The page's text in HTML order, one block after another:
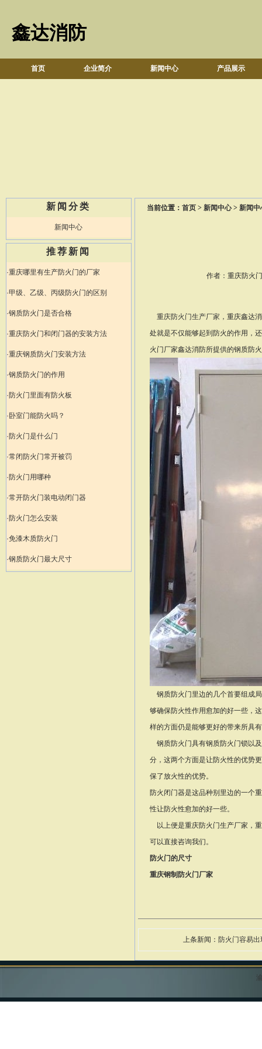
鑫达消防
首页 企业简介 新闻中心 产品展示
新闻分类
新闻中心
推荐新闻
·重庆哪里有生产防火门的厂家
·甲级、乙级、丙级防火门的区别
·钢质防火门是否合格
·重庆防火门和闭门器的安装方法
·重庆钢质防火门安装方法
·钢质防火门的作用
·防火门里面有防火板
·卧室门能防火吗？
·防火门是什么门
·常闭防火门常开被罚
·防火门用哪种
·常开防火门装电动闭门器
·防火门怎么安装
·免漆木质防火门
·钢质防火门最大尺寸
当前位置： 首页 > 新闻中心> 新闻中
作者：重庆防火
重庆防火门生产厂家 ，重庆鑫达
处就是不仅能够起到防火的作用，
火门厂家鑫达消防所提供的钢质防
钢质防火门里边的几个首要组成
够确保防火性作用愈加的好一些，
样的方面仍是能够更好的带来所具
钢质防火门具有钢质防火门锁以
分，这两个方面是让防火性的优势
保了放火性的优势。
防火闭门器是这品种别里边的一个
性让防火性愈加的好一些。
以上便是重庆防火门生产厂家，
可以直接咨询我们。
防火门的尺寸
重庆钢制防火门厂家
上条新闻： 防火门容易